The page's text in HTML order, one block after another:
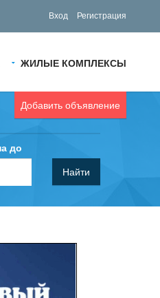
Вход Регистрация
ЖИЛЫЕ КОМПЛЕКСЫ
Добавить объявление
до
Найти